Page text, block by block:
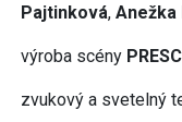
Pajtinková,
výroba scény
zvukový a svetelný